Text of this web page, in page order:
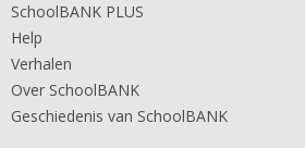
SchoolBANK PLUS
Help
Verhalen
Over SchoolBANK
Geschiedenis van SchoolBANK